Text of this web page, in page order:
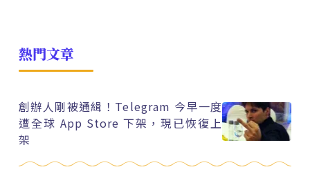
熱門文章
創辦人剛被通緝！Telegram 今早一度
遭全球 App Store 下架，現已恢復上
架